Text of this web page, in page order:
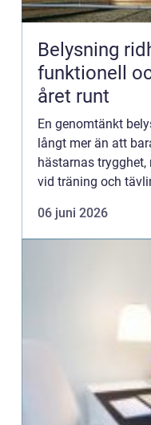
Belysning ridhus
funktionell
året runt
En genomtänkt
långt mer än att
hästarnas trygghet,
vid träning och
belysning eller up...
06 juni 2026